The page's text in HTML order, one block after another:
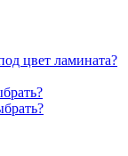
цвет ламината?